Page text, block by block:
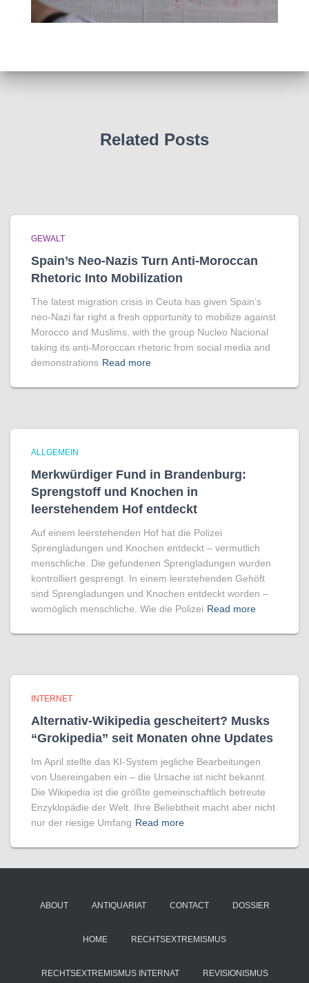
Related Posts
GEWALT
Spain’s Neo-Nazis Turn Anti-Moroccan
Rhetoric Into Mobilization
The latest migration crisis in Ceuta has given Spain’s
neo-Nazi far right a fresh opportunity to mobilize against
Morocco and Muslims, with the group Nucleo Nacional
taking its anti-Moroccan rhetoric from social media and
demonstrations Read more
ALLGEMEIN
Merkwürdiger Fund in Brandenburg:
Sprengstoff und Knochen in
leerstehendem Hof entdeckt
Auf einem leerstehenden Hof hat die Polizei
Sprengladungen und Knochen entdeckt – vermutlich
menschliche. Die gefundenen Sprengladungen wurden
kontrolliert gesprengt. In einem leerstehenden Gehöft
sind Sprengladungen und Knochen entdeckt worden –
womöglich menschliche. Wie die Polizei Read more
INTERNET
Alternativ-Wikipedia gescheitert? Musks
“Grokipedia” seit Monaten ohne Updates
Im April stellte das KI-System jegliche Bearbeitungen
von Usereingaben ein – die Ursache ist nicht bekannt.
Die Wikipedia ist die größte gemeinschaftlich betreute
Enzyklopädie der Welt. Ihre Beliebtheit macht aber nicht
nur der riesige Umfang Read more
ABOUT ANTIQUARIAT CONTACT DOSSIER
HOME RECHTSEXTREMISMUS
RECHTSEXTREMISMUS INTERNAT REVISIONISMUS